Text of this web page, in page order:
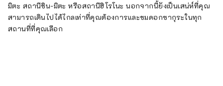
มิตะ สถานีชิน-มิตะ หรือสถานีฮิโรโนะ นอกจากนี้ยังเป็นเสน่ห์ที่คุณ
สามารถเดินไปได้ไกลเท่าที่คุณต้องการและชมดอกซากุระในทุก
สถานที่ที่คุณเลือก